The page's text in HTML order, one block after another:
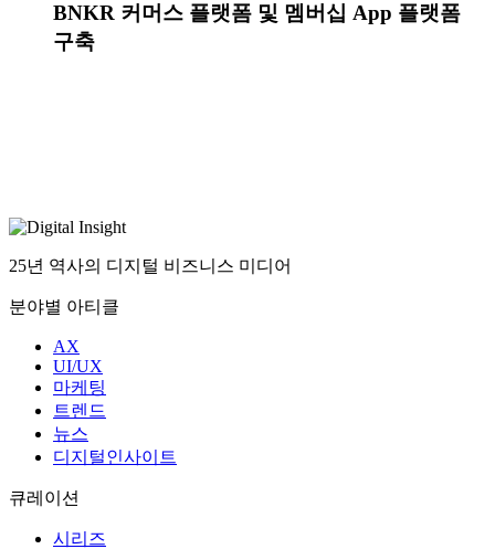
BNKR 커머스 플랫폼 및 멤버십 App 플랫폼
구축
25년 역사의 디지털 비즈니스 미디어
분야별 아티클
AX
UI/UX
마케팅
트렌드
뉴스
디지털인사이트
큐레이션
시리즈